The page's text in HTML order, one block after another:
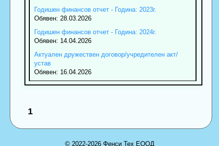
Годишен финансов отчет - Година: 2023г.
Обявен: 28.03.2026
Годишен финансов отчет - Година: 2024г.
Обявен: 14.04.2026
Актуален дружествен договор/учредителен акт/
устав
Обявен: 16.04.2026
1
© 2022-2026 Фенси Тех ЕООД